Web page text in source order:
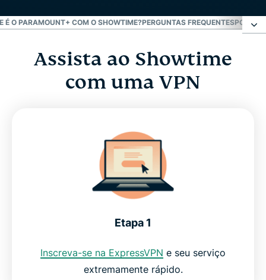
É O PARAMOUNT+ COM O SHOWTIME?PERGUNTAS FREQUENTESPOR
Assista ao Showtime com uma VPN
Como uma VPN ajuda assistir ao Showtime?
Assista ao Showtime Anytime com uma VPN
O que é o Paramount+ com o Showtime?
Por que usar a ExpressVPN?
Assista ao Showtime
com uma VPN
Etapa 1
Inscreva-se na ExpressVPN e seu serviço
extremamente rápido.